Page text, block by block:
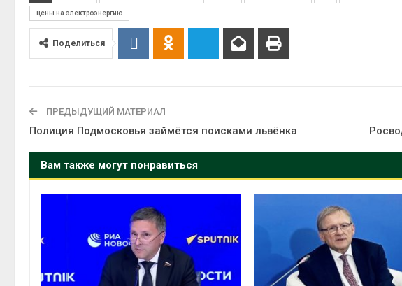
цены на электроэнергию
Поделиться
ПРЕДЫДУЩИЙ МАТЕРИАЛ
Полиция Подмосковья займётся поисками львёнка
Вам также могут понравиться